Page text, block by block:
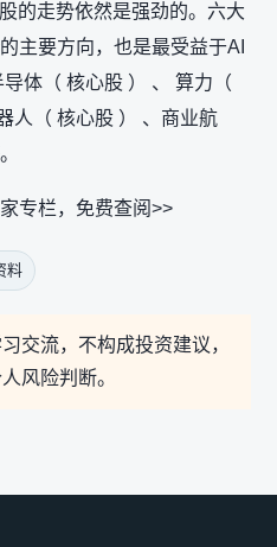
的走势依然是强劲的。六大
主要方向，也是最受益于AI
体（ 核心股 ） 、 算力（
人（ 核心股 ） 、商业航
专栏，免费查阅>>
料
交流，不构成投资建议，
风险判断。